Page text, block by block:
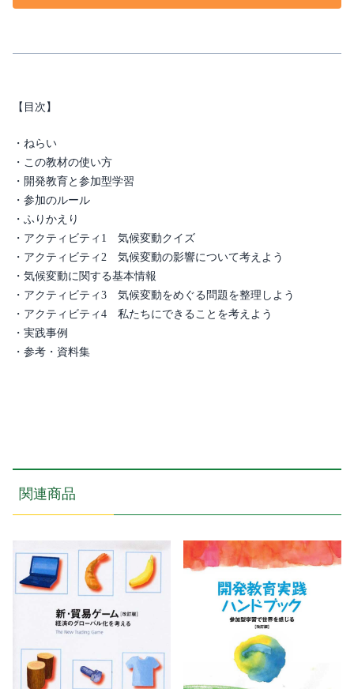
開
テ
ィ
集
個
【目次】
・ねらい
・この教材の使い方
・開発教育と参加型学習
・参加のルール
・ふりかえり
・アクティビティ1 気候変動クイズ
・アクティビティ2 気候変動の影響について考えよう
・気候変動に関する基本情報
・アクティビティ3 気候変動をめぐる問題を整理しよう
・アクティビティ4 私たちにできることを考えよう
・実践事例
・参考・資料集
関連商品